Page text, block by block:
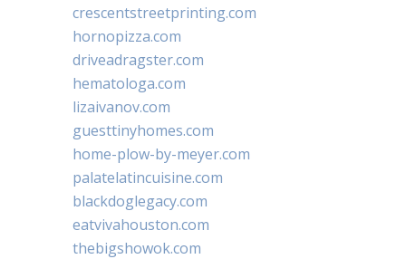
crescentstreetprinting.com
hornopizza.com
driveadragster.com
hematologa.com
lizaivanov.com
guesttinyhomes.com
home-plow-by-meyer.com
palatelatincuisine.com
blackdoglegacy.com
eatvivahouston.com
thebigshowok.com